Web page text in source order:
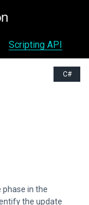
Scripting API
C#
in the
the update